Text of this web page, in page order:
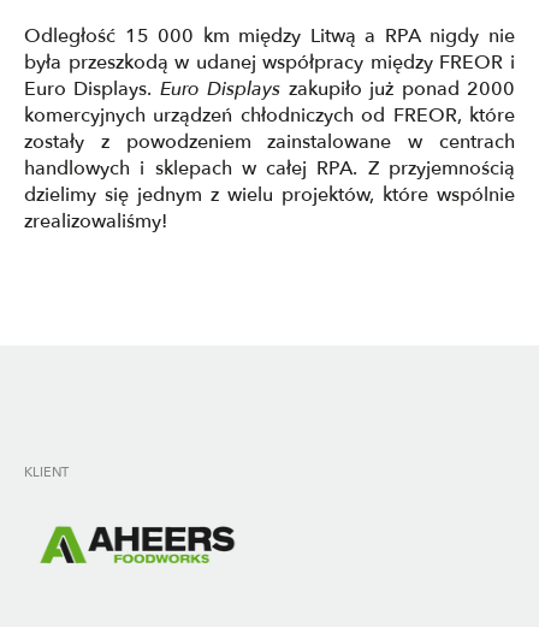
Odległość 15 000 km między Litwą a RPA nigdy nie
była przeszkodą w udanej współpracy między FREOR i
Euro Displays. Euro Displays zakupiło już ponad 2000
komercyjnych urządzeń chłodniczych od FREOR, które
zostały z powodzeniem zainstalowane w centrach
handlowych i sklepach w całej RPA. Z przyjemnością
dzielimy się jednym z wielu projektów, które wspólnie
zrealizowaliśmy!
KLIENT